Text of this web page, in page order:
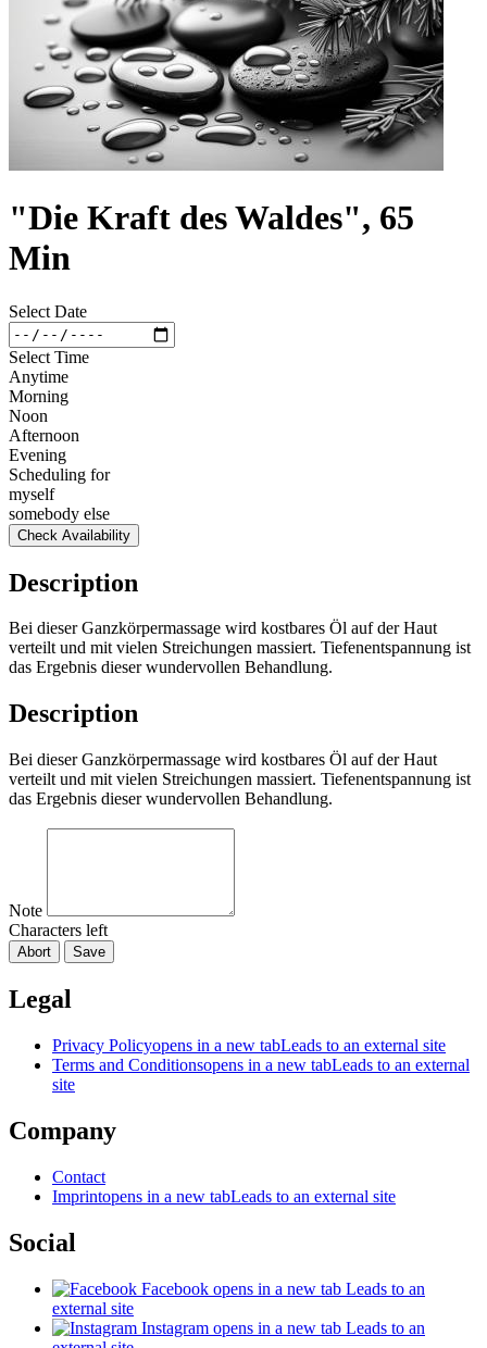
"Die Kraft des Waldes", 65
Min
Select Date
Select Time
Anytime
Morning
Noon
Afternoon
Evening
Scheduling for
myself
somebody else
Check Availability
Description
Bei dieser Ganzkörpermassage wird kostbares Öl auf der Haut
verteilt und mit vielen Streichungen massiert. Tiefenentspannung ist
das Ergebnis dieser wundervollen Behandlung.
Description
Bei dieser Ganzkörpermassage wird kostbares Öl auf der Haut
verteilt und mit vielen Streichungen massiert. Tiefenentspannung ist
das Ergebnis dieser wundervollen Behandlung.
Note
Characters left
Abort Save
Legal
Privacy Policyopens in a new tabLeads to an external site
Terms and Conditionsopens in a new tabLeads to an external
site
Company
Contact
Imprintopens in a new tabLeads to an external site
Social
Facebook opens in a new tab Leads to an
external site
Instagram opens in a new tab Leads to an